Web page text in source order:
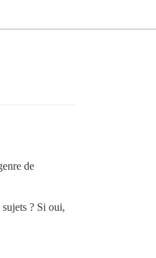
de
? Si oui,